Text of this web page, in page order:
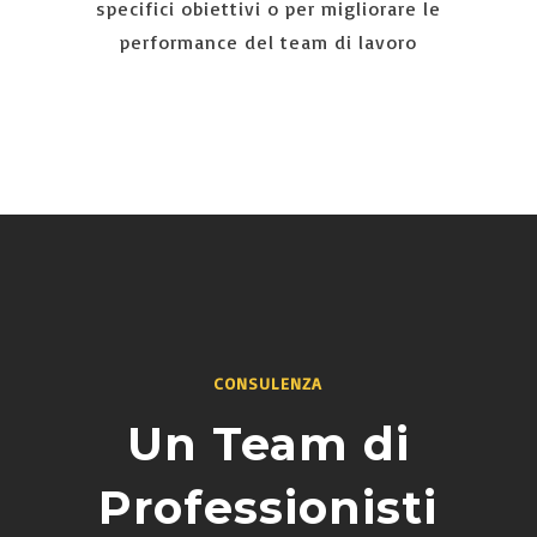
specifici obiettivi o per migliorare le
performance del team di lavoro
CONSULENZA
Un Team di
Professionisti